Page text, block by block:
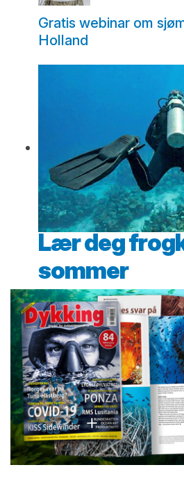
Gratis webinar om
Holland
Lær deg
sommer